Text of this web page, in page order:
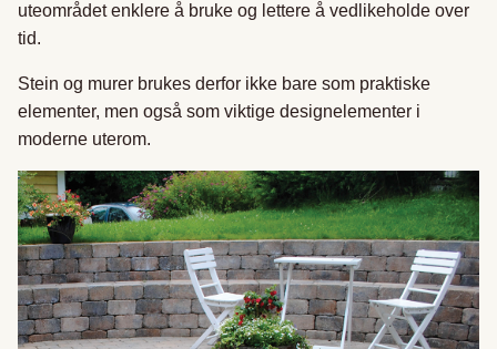
uteområdet enklere å bruke og lettere å vedlikeholde over
tid.
Stein og murer brukes derfor ikke bare som praktiske
elementer, men også som viktige designelementer i
moderne uterom.